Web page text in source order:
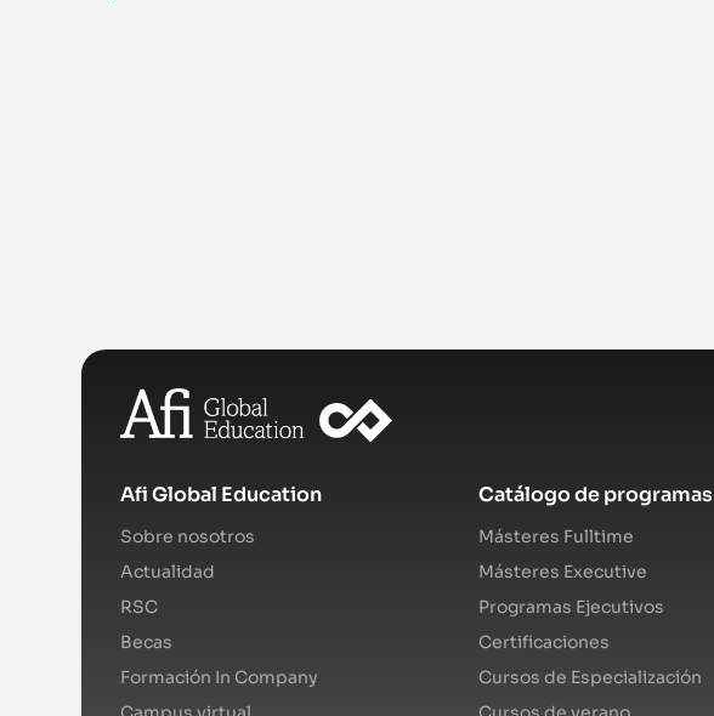
Afi Global Education
Sobre nosotros
Actualidad
RSC
Becas
Formación In Company
Catálogo de programas
Másteres Fulltime
Másteres Executive
Programas Ejecutivos
Certificaciones
Cursos de Especialización